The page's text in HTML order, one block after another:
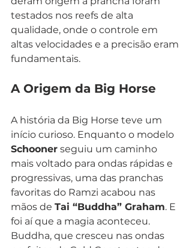
testados nos reefs de alta
qualidade, onde o controle em
altas velocidades e a precisão eram
fundamentais.
A Origem da Big Horse
A história da Big Horse teve um
início curioso. Enquanto o modelo
Schooner seguiu um caminho
mais voltado para ondas rápidas e
progressivas, uma das pranchas
favoritas do Ramzi acabou nas
mãos de Tai “Buddha” Graham. E
foi aí que a magia aconteceu.
Buddha, que cresceu nas ondas